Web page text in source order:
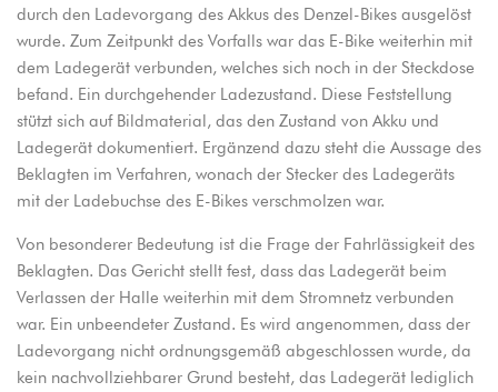
durch den Ladevorgang des Akkus des Denzel-Bikes ausgelöst
wurde. Zum Zeitpunkt des Vorfalls war das E-Bike weiterhin mit
dem Ladegerät verbunden, welches sich noch in der Steckdose
befand. Ein durchgehender Ladezustand. Diese Feststellung
stützt sich auf Bildmaterial, das den Zustand von Akku und
Ladegerät dokumentiert. Ergänzend dazu steht die Aussage des
Beklagten im Verfahren, wonach der Stecker des Ladegeräts
mit der Ladebuchse des E-Bikes verschmolzen war.
Von besonderer Bedeutung ist die Frage der Fahrlässigkeit des
Beklagten. Das Gericht stellt fest, dass das Ladegerät beim
Verlassen der Halle weiterhin mit dem Stromnetz verbunden
war. Ein unbeendeter Zustand. Es wird angenommen, dass der
Ladevorgang nicht ordnungsgemäß abgeschlossen wurde, da
kein nachvollziehbarer Grund besteht, das Ladegerät lediglich